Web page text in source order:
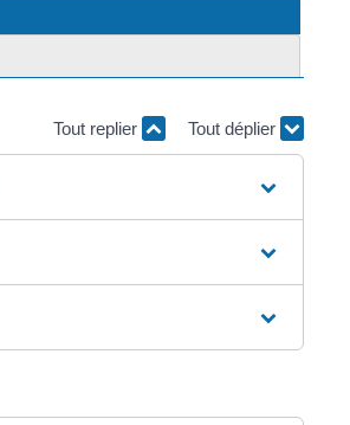
Tout replier Tout déplier